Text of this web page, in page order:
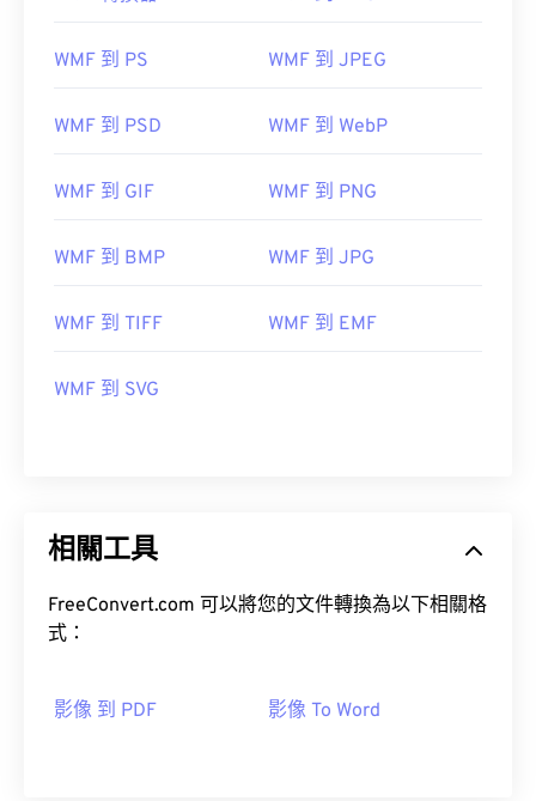
WMF 到 PS WMF 到 JPEG
WMF 到 PSD WMF 到 WebP
WMF 到 GIF WMF 到 PNG
WMF 到 BMP WMF 到 JPG
WMF 到 TIFF WMF 到 EMF
WMF 到 SVG
相關工具
FreeConvert.com 可以將您的文件轉換為以下相關格
式：
影像 到 PDF 影像 To Word